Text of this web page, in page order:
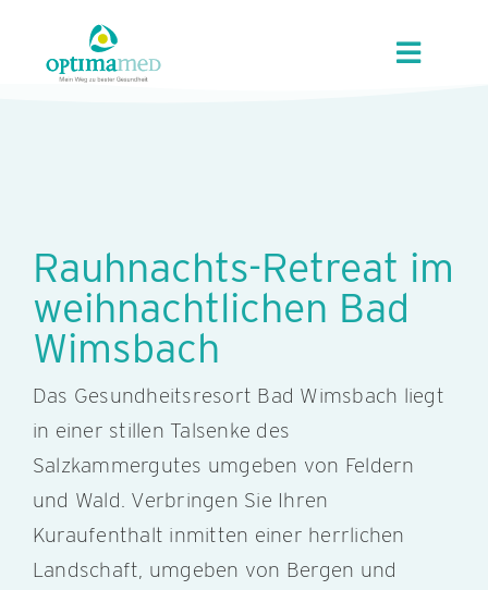
content
Toggle
REGION
KUR/GVA
Rauhnachts-Retreat im
weihnachtlichen Bad
Wimsbach
Das Gesundheitsresort Bad Wimsbach liegt
in einer stillen Talsenke des
Salzkammergutes umgeben von Feldern
und Wald. Verbringen Sie Ihren
Kuraufenthalt inmitten einer herrlichen
Landschaft, umgeben von Bergen und